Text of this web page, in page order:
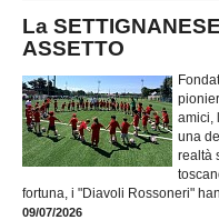
La
ASSETTO
amici,
una
realtà
fortuna, i "Diavoli Rossoneri"
09/07/2026